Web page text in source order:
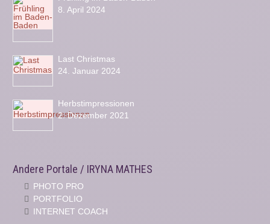
8. April 2024
Last Christmas
24. Januar 2024
Herbstimpressionen
2. Dezember 2021
Andere Portale / IRYNA MATHES
PHOTO PRO
PORTFOLIO
INTERNET COACH